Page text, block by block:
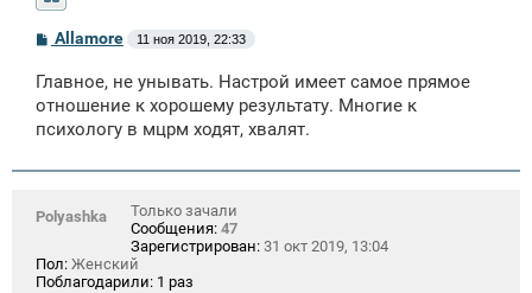
С
б
щ
н
е
Allamore 11 ноя 2019, 22:33
Главное, не унывать. Настрой имеет самое прямое
отношение к хорошему результату. Многие к
психологу в мцрм ходят, хвалят.
Polyashka
Только зачали
Сообщения: 47
Зарегистрирован: 31 окт 2019, 13:04
Пол: Женский
Поблагодарили: 1 раз